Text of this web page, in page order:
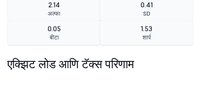
2.14
अल्फा
0.41
SD
0.05
बीटा
1.53
शार्प
एक्झिट लोड आणि टॅक्स परिणाम